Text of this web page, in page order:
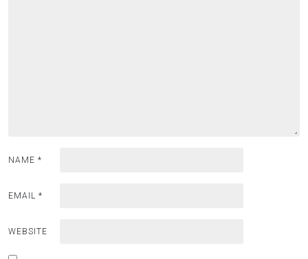
NAME *
EMAIL *
WEBSITE